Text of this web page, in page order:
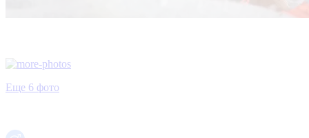
Еще 6 фото